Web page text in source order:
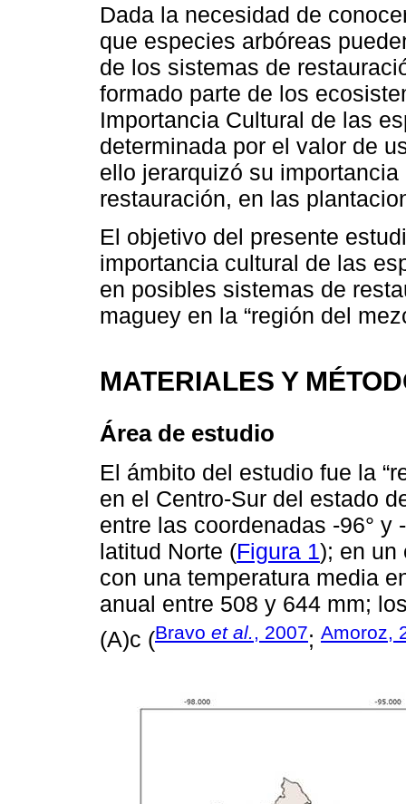
Dada la necesidad de
que especies arbóreas
de los sistemas de
formado parte de los
Importancia Cultural de las
determinada por el valor de
ello jerarquizó su
restauración, en las
El objetivo del presente
importancia cultural de las
en posibles sistemas de
maguey en la “región del
MATERIALES Y
Área de estudio
El ámbito del estudio fue la
en el Centro-Sur del estado
entre las coordenadas -96° y
latitud Norte (Figura 1); en un
con una temperatura media
anual entre 508 y 644 mm;
(A)c (Bravo et al., 2007; Amoroz,